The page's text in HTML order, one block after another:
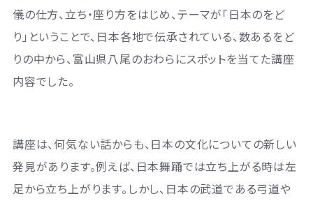
儀の仕方、立ち・座り方をはじめ、テーマが「日本のをど
り」ということで、日本各地で伝承されている、数あるをど
りの中から、富山県八尾のおわらにスポットを当てた講座
内容でした。
講座は、何気ない話からも、日本の文化についての新しい
発見があります。例えば、日本舞踊では立ち上がる時は左
足から立ち上がります。しかし、日本の武道である弓道や